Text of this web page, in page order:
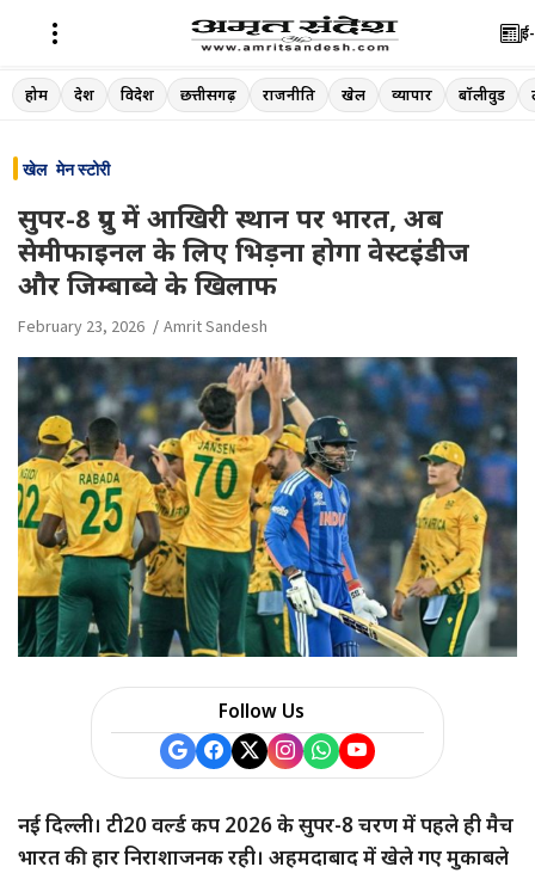
Skip
to
होम देश विदेश छत्तीसगढ़ राजनीति खेल व्यापार बॉलीवुड
खेल मेन स्टोरी
सुपर-8 ग्रुप में आखिरी स्थान पर भारत, अब
सेमीफाइनल के लिए भिड़ना होगा वेस्टइंडीज
और जिम्बाब्वे के खिलाफ
February 23, 2026 Amrit Sandesh
Follow Us
नई दिल्ली। टी20 वर्ल्ड कप 2026 के सुपर-8 चरण में पहले ही मैच
भारत की हार निराशाजनक रही। अहमदाबाद में खेले गए मुकाबले